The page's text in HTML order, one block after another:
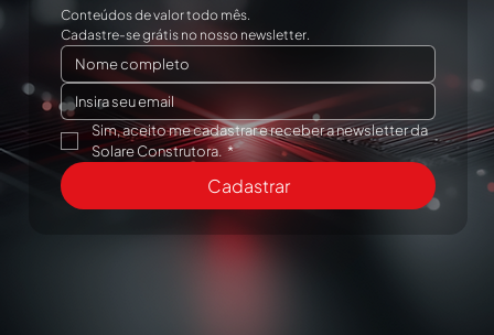
Conteúdos de valor todo mês.
Cadastre-se grátis no nosso newsletter.
Sim, aceito me cadastrar e receber a newsletter da
Solare Construtora. *
Cadastrar